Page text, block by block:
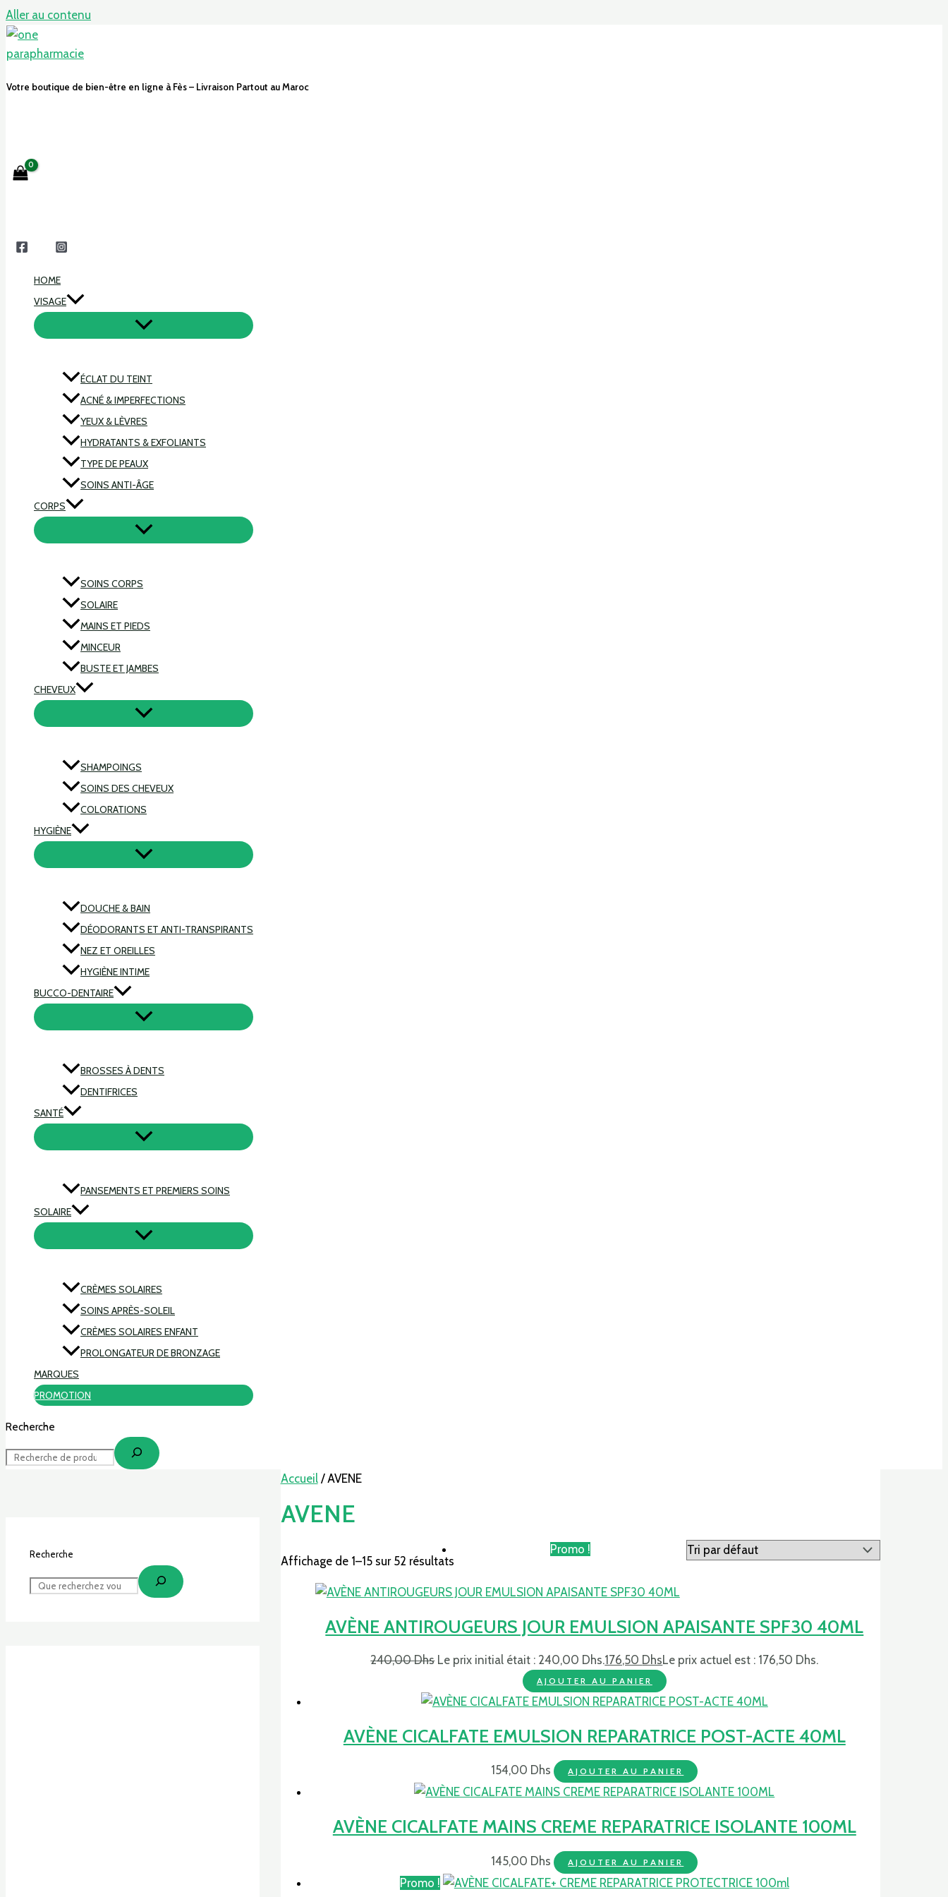
Aller au contenu
Votre boutique de bien-être en ligne à Fès – Livraison Partout au Maroc
HOME
VISAGE
ÉCLAT DU TEINT
ACNÉ & IMPERFECTIONS
YEUX & LÈVRES
HYDRATANTS & EXFOLIANTS
TYPE DE PEAUX
SOINS ANTI-ÂGE
CORPS
SOINS CORPS
SOLAIRE
MAINS ET PIEDS
MINCEUR
BUSTE ET JAMBES
CHEVEUX
SHAMPOINGS
SOINS DES CHEVEUX
COLORATIONS
HYGIÈNE
DOUCHE & BAIN
DÉODORANTS ET ANTI-TRANSPIRANTS
NEZ ET OREILLES
HYGIÈNE INTIME
BUCCO-DENTAIRE
BROSSES À DENTS
DENTIFRICES
SANTÉ
PANSEMENTS ET PREMIERS SOINS
SOLAIRE
CRÈMES SOLAIRES
SOINS APRÈS-SOLEIL
CRÈMES SOLAIRES ENFANT
PROLONGATEUR DE BRONZAGE
MARQUES
PROMOTION
Recherche
Recherche
Accueil/ AVENE
AVENE
Affichage de 1–15 sur 52 résultats
Promo !
AVÈNE ANTIROUGEURS JOUR EMULSION APAISANTE SPF30 40ML
240,00Dhs Le prix initial était : 240,00 Dhs.176,50 DhsLe prix actuel est : 176,50 Dhs.
AJOUTER AU PANIER
AVÈNE CICALFATE EMULSION REPARATRICE POST-ACTE 40ML
154,00 Dhs AJOUTER AU PANIER
AVÈNE CICALFATE MAINS CREME REPARATRICE ISOLANTE 100ML
145,00 Dhs AJOUTER AU PANIER
Promo !